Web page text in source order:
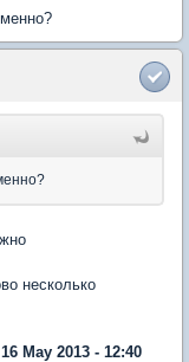
несколько
May 2013 - 12:40